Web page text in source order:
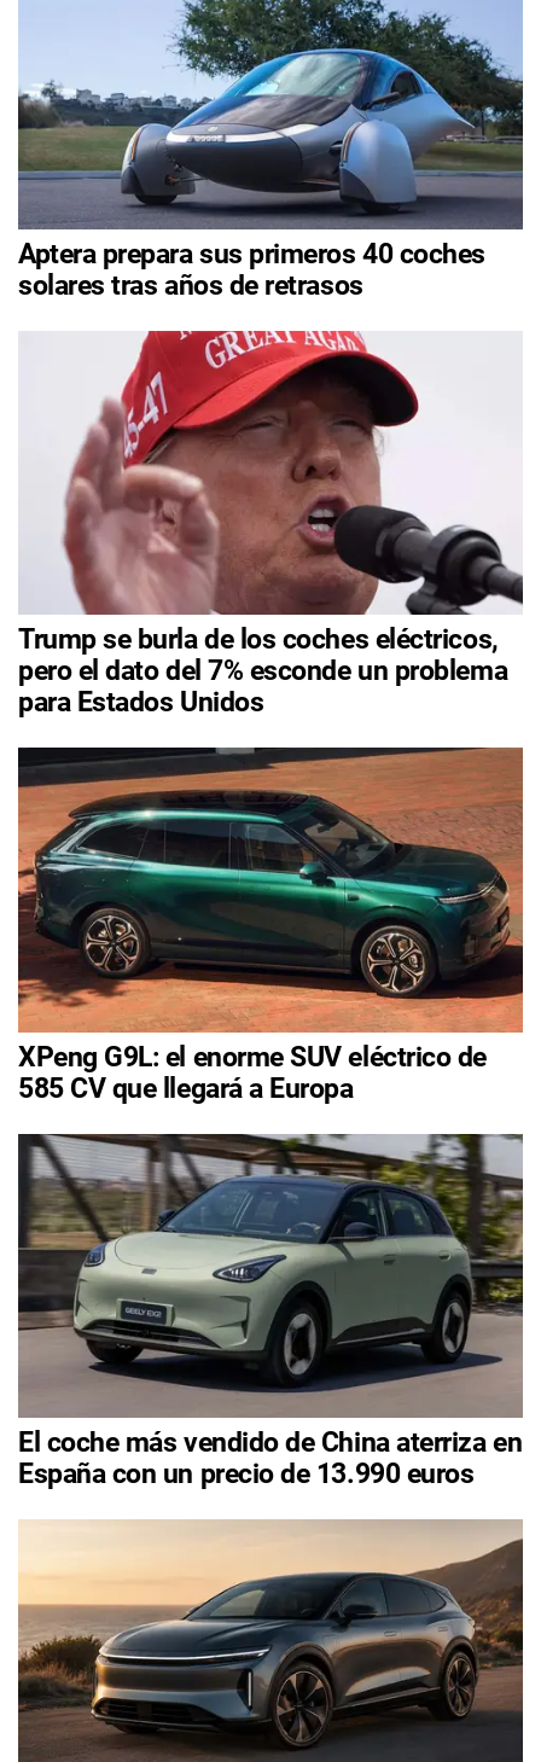
Aptera prepara sus primeros 40 coches
solares tras años de retrasos
Trump se burla de los coches eléctricos,
pero el dato del 7% esconde un problema
para Estados Unidos
XPeng G9L: el enorme SUV eléctrico de
585 CV que llegará a Europa
El coche más vendido de China aterriza en
España con un precio de 13.990 euros